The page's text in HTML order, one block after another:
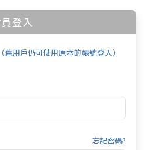
登入
用戶仍可使用原本的帳號登入）
忘記密碼?